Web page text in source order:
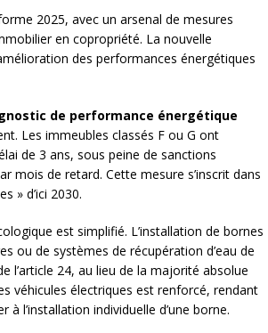
2025, avec un arsenal de mesures
en copropriété. La nouvelle
des performances énergétiques
de performance énergétique
Les immeubles classés F ou G ont
de 3 ans, sous peine de sanctions
mois de retard. Cette mesure s’inscrit dans
» d’ici 2030.
est simplifié. L’installation de bornes
ou de systèmes de récupération d’eau de
l’article 24, au lieu de la majorité absolue
véhicules électriques est renforcé, rendant
l’installation individuelle d’une borne.